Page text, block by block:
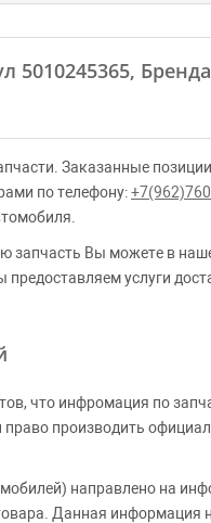
5010245365,
Заказанные
по телефону:
запчасть Вы можете в
предоставляем услуги
что инфромация по
производить
направлено на
Данная информация